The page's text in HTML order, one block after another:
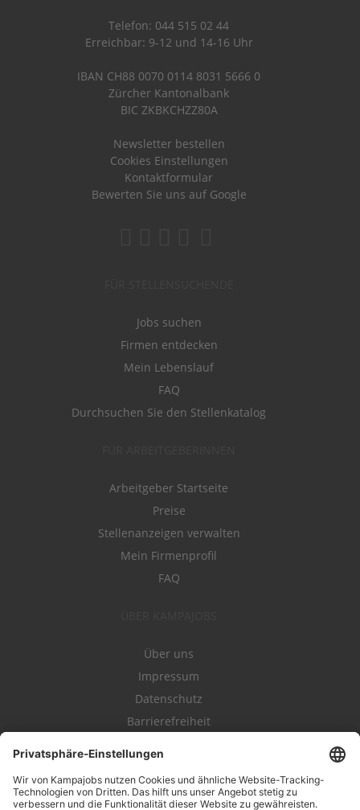
Telefon: 044 515 02 44
Erreichbar: 9-12 und 14-16 Uhr
IBAN CH88 0070 0114 8031 5666 0
Zürcher Kantonalbank
BIC ZKBKCHZZ80A
Newsletter bestellen
Cookies Einstellungen
Kontaktformular
Bewerten Sie uns auf Google
Jobs suchen
Firmen entdecken
Mein Lebenslauf
FAQ
Durchsuchen Sie den Stellenkatalog
Arbeitgeber Startseite
Preise
Stellenanzeigen verwalten
Mein Firmenprofil
FAQ
Über uns
Impressum
Datenschutz
Barrierefreiheit
Kampahire